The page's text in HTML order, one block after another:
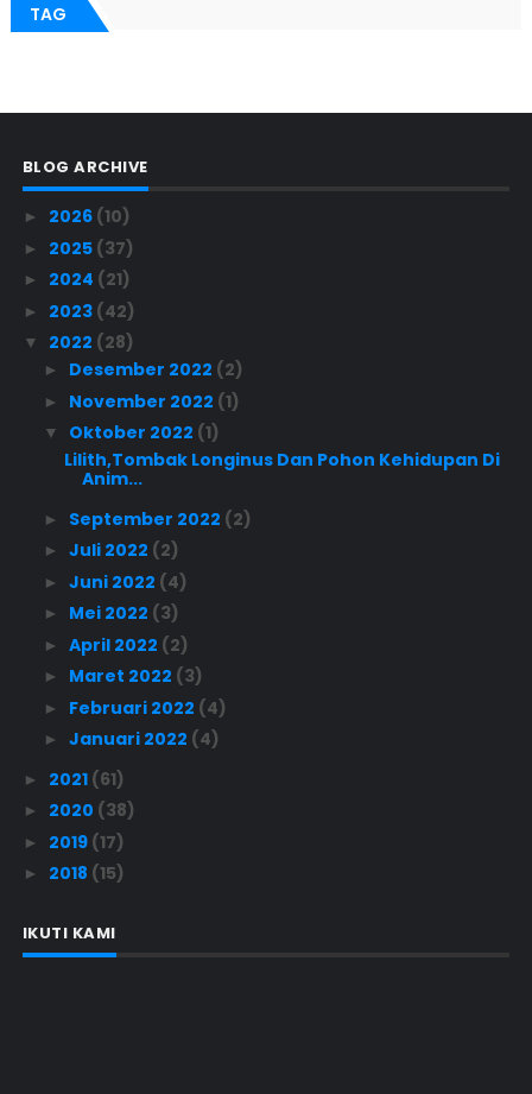
TAG
BLOG ARCHIVE
► 2026 (10)
► 2025 (37)
► 2024 (21)
► 2023 (42)
▼ 2022 (28)
► Desember 2022 (2)
► November 2022 (1)
▼ Oktober 2022 (1)
Lilith,Tombak Longinus Dan Pohon Kehidupan Di
Anim...
► September 2022 (2)
► Juli 2022 (2)
► Juni 2022 (4)
► Mei 2022 (3)
► April 2022 (2)
► Maret 2022 (3)
► Februari 2022 (4)
► Januari 2022 (4)
► 2021 (61)
► 2020 (38)
► 2019 (17)
► 2018 (15)
IKUTI KAMI